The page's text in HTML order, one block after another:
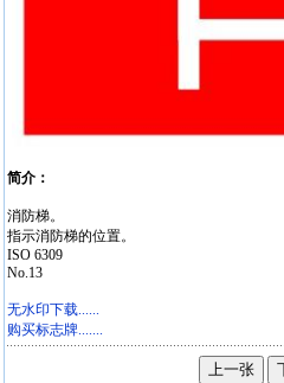
简介：
消防梯。
指示消防梯的位置。
ISO 6309
No.13
无水印下载......
购买标志牌.......